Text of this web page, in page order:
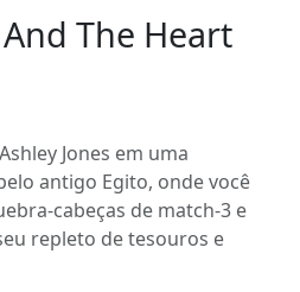
The Heart
Jones em uma
antigo Egito, onde você
cabeças de match-3 e
repleto de tesouros e